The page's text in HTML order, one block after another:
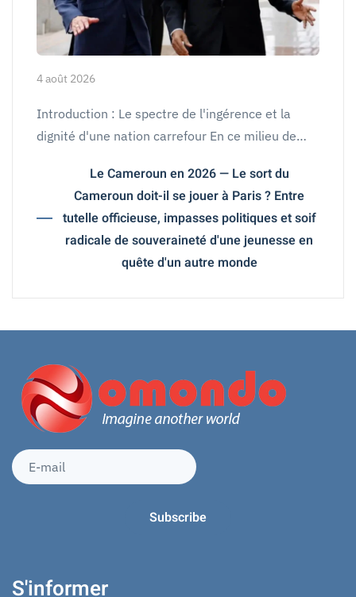
4 août 2026
Introduction : Le spectre de l'ingérence et la
dignité d'une nation carrefour En ce milieu de…
Le Cameroun en 2026 — Le sort du
Cameroun doit-il se jouer à Paris ? Entre
tutelle officieuse, impasses politiques et soif
radicale de souveraineté d'une jeunesse en
quête d'un autre monde
S'informer